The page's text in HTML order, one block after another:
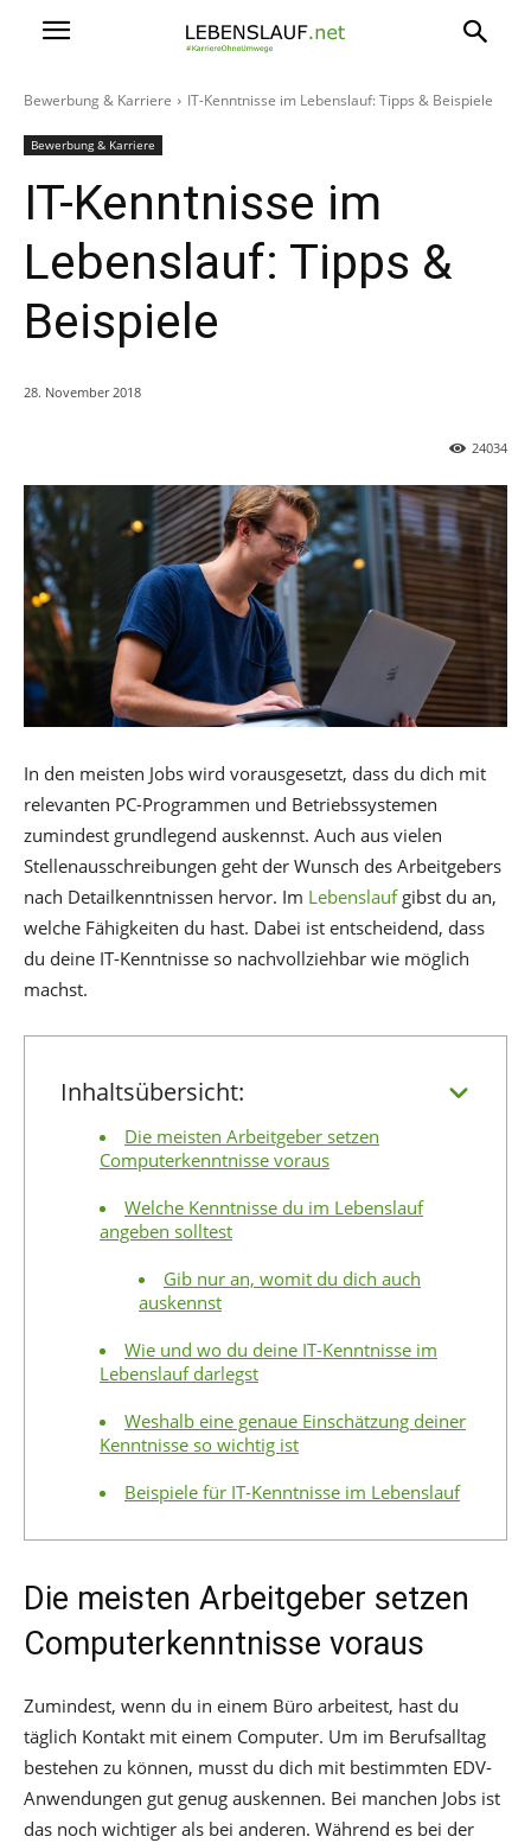
Bewerbung & Karriere IT-Kenntnisse im Lebenslauf: Tipps & Beispiele
Bewerbung & Karriere
IT-Kenntnisse im
Lebenslauf: Tipps &
Beispiele
28. November 2018
24034
In den meisten Jobs wird vorausgesetzt, dass du dich mit
relevanten PC-Programmen und Betriebssystemen
zumindest grundlegend auskennst. Auch aus vielen
Stellenausschreibungen geht der Wunsch des Arbeitgebers
nach Detailkenntnissen hervor. Im Lebenslaufgibst du an,
welche Fähigkeiten du hast. Dabei ist entscheidend, dass
du deine IT-Kenntnisse so nachvollziehbar wie möglich
machst.
Inhaltsübersicht:
Die meisten Arbeitgeber setzen
Computerkenntnisse voraus
Welche Kenntnisse du im Lebenslauf
angeben solltest
Gib nur an, womit du dich auch
auskennst
Wie und wo du deine IT-Kenntnisse im
Lebenslauf darlegst
Weshalb eine genaue Einschätzung deiner
Kenntnisse so wichtig ist
Beispiele für IT-Kenntnisse im Lebenslauf
Die meisten Arbeitgeber setzen
Computerkenntnisse voraus
Zumindest, wenn du in einem Büro arbeitest, hast du
täglich Kontakt mit einem Computer. Um im Berufsalltag
bestehen zu können, musst du dich mit bestimmten EDV-
Anwendungen gut genug auskennen. Bei manchen Jobs ist
das noch wichtiger als bei anderen. Während es bei der